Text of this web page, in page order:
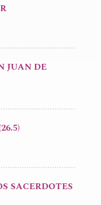
JUAN DE
SACERDOTES